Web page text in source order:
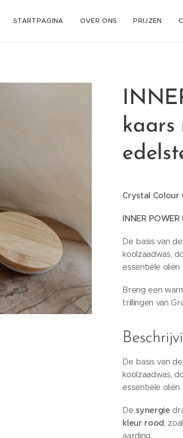
STARTPAGINA OVER ONS PRIJZEN
kaars
Crystal Colour
INNER
De basis van
koolzaadwas,
essentiële
Breng een
trillingen van
De basis van
koolzaadwas,
essentiële oliën
De synergie
kleur rood,
aarding.